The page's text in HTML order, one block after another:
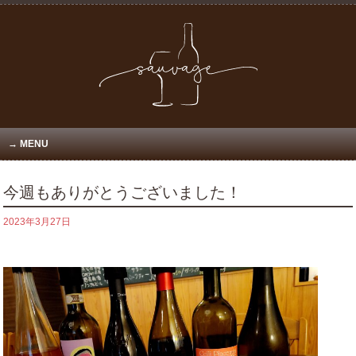
MENU
今週もありがとうございました！
2023年3月27日